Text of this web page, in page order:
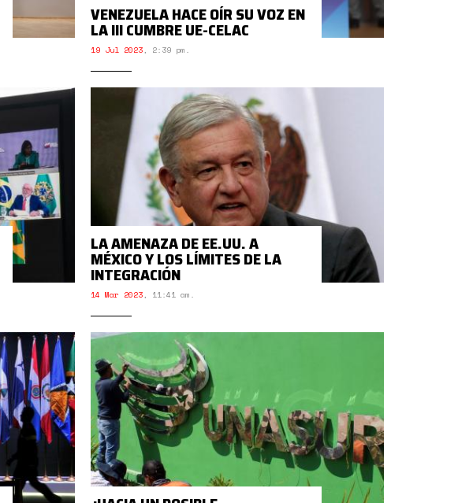
VENEZUELA HACE OÍR SU VOZ EN
LA III CUMBRE UE-CELAC
19 Jul 2023, 2:39 pm.
LA AMENAZA DE EE.UU. A
MÉXICO Y LOS LÍMITES DE LA
INTEGRACIÓN
14 Mar 2023, 11:41 am.